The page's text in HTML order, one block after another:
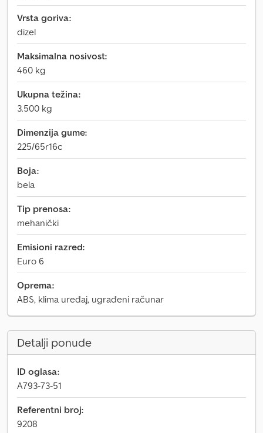
Vrsta goriva:
dizel
Maksimalna nosivost:
460 kg
Ukupna težina:
3.500 kg
Dimenzija gume:
225/65r16c
Boja:
bela
Tip prenosa:
mehanički
Emisioni razred:
Euro 6
Oprema:
ABS, klima uređaj, ugrađeni računar
Detalji ponude
ID oglasa:
A793-73-51
Referentni broj:
9208